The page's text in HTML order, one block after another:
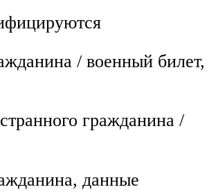
/ военный билет,
гражданина /
данные